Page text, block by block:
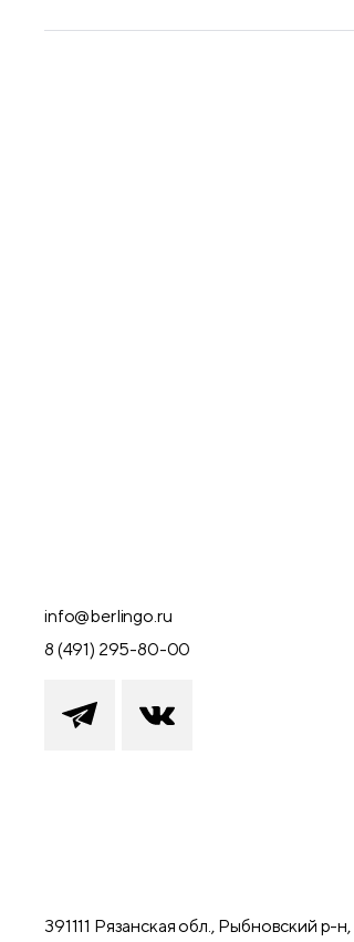
info@berlingo.ru
8 (491) 295-80-00
391111 Рязанская обл., Рыбновский р-н,